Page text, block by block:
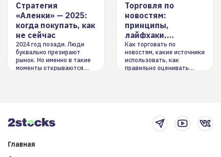
Стратегия
«Аленки» — 2025:
когда покупать, как
не сейчас
2024 год позади. Люди
буквально презирают
рынок. Но именно в такие
моменты открываются
Торговля по
новостям:
принципы,
лайфхаки,
инструменты
Как торговать по
новостям, какие источники
использовать, как
правильно оценивать
Главная